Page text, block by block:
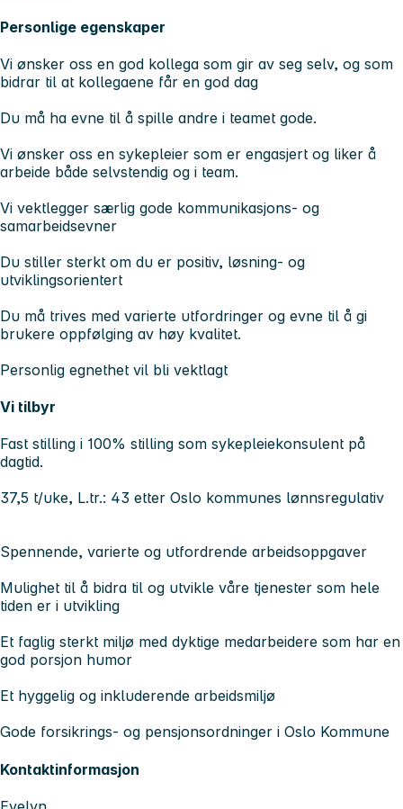
Personlige egenskaper
Vi ønsker oss en god kollega som gir av seg selv, og som
bidrar til at kollegaene får en god dag
Du må ha evne til å spille andre i teamet gode.
Vi ønsker oss en sykepleier som er engasjert og liker å
arbeide både selvstendig og i team.
Vi vektlegger særlig gode kommunikasjons- og
samarbeidsevner
Du stiller sterkt om du er positiv, løsning- og
utviklingsorientert
Du må trives med varierte utfordringer og evne til å gi
brukere oppfølging av høy kvalitet.
Personlig egnethet vil bli vektlagt
Vi tilbyr
Fast stilling i 100% stilling som sykepleiekonsulent på
dagtid.
37,5 t/uke, L.tr.: 43 etter Oslo kommunes lønnsregulativ
Spennende, varierte og utfordrende arbeidsoppgaver
Mulighet til å bidra til og utvikle våre tjenester som hele
tiden er i utvikling
Et faglig sterkt miljø med dyktige medarbeidere som har en
god porsjon humor
Et hyggelig og inkluderende arbeidsmiljø
Gode forsikrings- og pensjonsordninger i Oslo Kommune
Kontaktinformasjon